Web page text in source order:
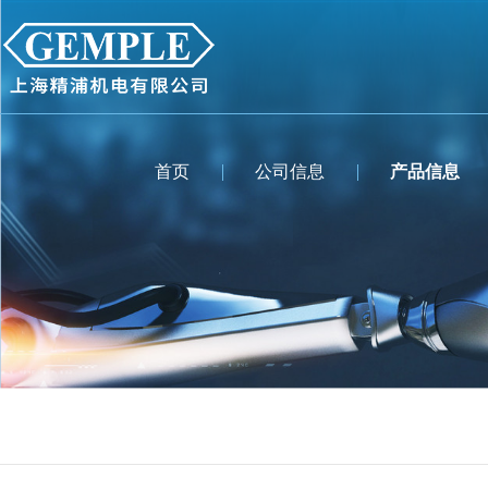
首页 公司信息 产品信息